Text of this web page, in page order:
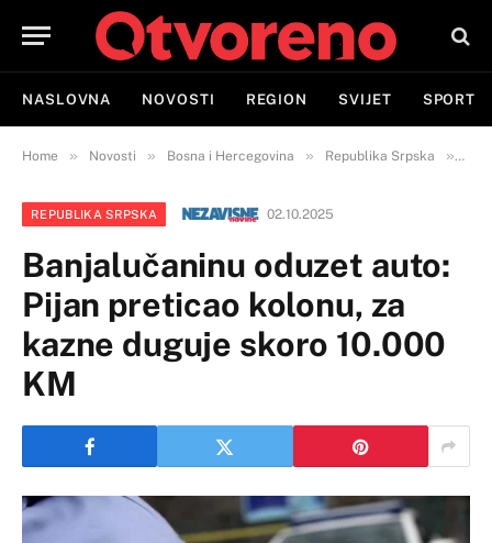
NASLOVNA NOVOSTI REGION SVIJET SPORT
Home » Novosti » Bosna i Hercegovina » Republika Srpska »
REPUBLIKA SRPSKA 02.10.2025
Banjalučaninu oduzet auto:
Pijan preticao kolonu, za
kazne duguje skoro 10.000
KM